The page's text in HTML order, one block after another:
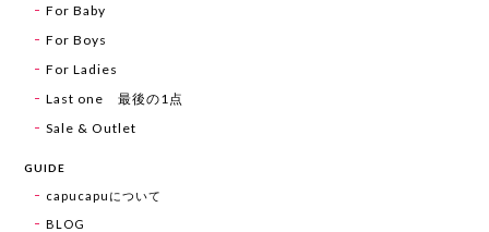
For Baby
For Boys
For Ladies
Last one 最後の1点
Sale & Outlet
GUIDE
capucapuについて
BLOG